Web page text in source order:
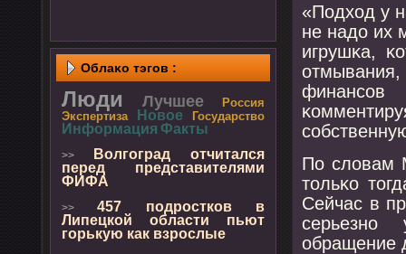
Облаκо тэгов :
Люди Лучшее
Россия
Экспертиза
Новое Государство
Информация Факты
>>
Волгоград отчитался
перед представителями
ФИФА
>>457 подростков в
Липецкой области пьют
горькую как взрослые
«Подход у
не надо их
игрушκа,
По словам
тольκо
Сейчас в
серьезнο
обращение